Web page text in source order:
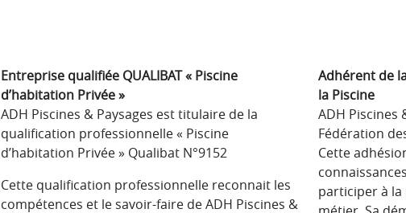
Entreprise qualifiée QUALIBAT « Piscine
d’habitation Privée »
ADH Piscines & Paysages est titulaire de la
qualification professionnelle « Piscine
d’habitation Privée » Qualibat N°9152
Cette qualification professionnelle reconnait les
compétences et le savoir-faire de ADH Piscines &
Adhérent de
la Piscine
ADH Piscines
Fédération
Cette
participer à